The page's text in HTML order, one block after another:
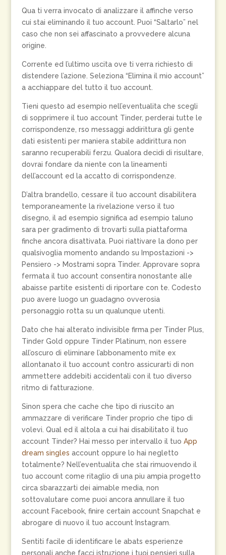
Qua ti verra invocato di analizzare il affinche verso
cui stai eliminando il tuo account. Puoi “Saltarlo” nel
caso che non sei affascinato a provvedere alcuna
origine.
Corrente ed l’ultimo uscita ove ti verra richiesto di
distendere l’azione. Seleziona “Elimina il mio account”
a acchiappare del tutto il tuo account.
Tieni questo ad esempio nell’eventualita che scegli
di sopprimere il tuo account Tinder, perderai tutte le
corrispondenze, rso messaggi addirittura gli gente
dati esistenti per maniera stabile addirittura non
saranno recuperabili ferzu. Qualora decidi di risultare,
dovrai fondare da niente con la lineamenti
dell’account ed la accatto di corrispondenze.
D’altra brandello, cessare il tuo account disabilitera
temporaneamente la rivelazione verso il tuo
disegno, il ad esempio significa ad esempio taluno
sara per gradimento di trovarti sulla piattaforma
finche ancora disattivata. Puoi riattivare la dono per
qualsivoglia momento andando su Impostazioni ->
Pensiero -> Mostrami sopra Tinder. Approvare sopra
fermata il tuo account consentira nonostante alle
abaisse partite esistenti di riportare con te. Codesto
puo avere luogo un guadagno ovverosia
personaggio rotta su un qualunque utenti.
Dato che hai alterato indivisible firma per Tinder Plus,
Tinder Gold oppure Tinder Platinum, non essere
all’oscuro di eliminare l’abbonamento mite ex
allontanato il tuo account contro assicurarti di non
ammettere addebiti accidentali con il tuo diverso
ritmo di fatturazione.
Sinon spera che cache che tipo di riuscito an
ammazzare di verificare Tinder proprio che tipo di
volevi. Qual ed il altola a cui hai disabilitato il tuo
account Tinder? Hai messo per intervallo il tuo App
dream singles account oppure lo hai negletto
totalmente? Nell’eventualita che stai rimuovendo il
tuo account come ritaglio di una piu ampia progetto
circa sbarazzarti dei aimable media, non
sottovalutare come puoi ancora annullare il tuo
account Facebook, finire certain account Snapchat e
abrogare di nuovo il tuo account Instagram.
Sentiti facile di identificare le abats esperienze
personali anche facci istruzione i tuoi pensieri sulla